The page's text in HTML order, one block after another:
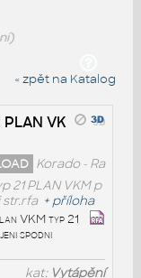
« zpět na Katalog
VK
Korado - Ra
21 PLAN VKM p
+ příloha
VKM typ 21
spodni
kat: Vytápění